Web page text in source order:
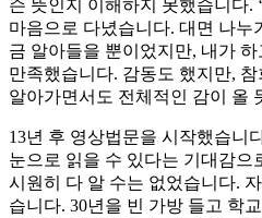
슨 뜻인지 이해하지 못했습니다.
마음으로 다녔습니다. 대면 나누
금 알아들을 뿐이었지만, 내가
만족했습니다. 감동도 했지만,
알아가면서도 전체적인 감이 올
13년 후 영상법문을 시작했습니
눈으로 읽을 수 있다는 기대감으
시원히 다 알 수는 없었습니다.
습니다. 30년을 빈 가방 들고 학